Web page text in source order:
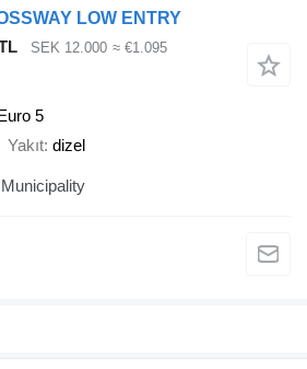
LOW ENTRY
SEK 12.000 ≈ €1.095
5
Yakıt dizel